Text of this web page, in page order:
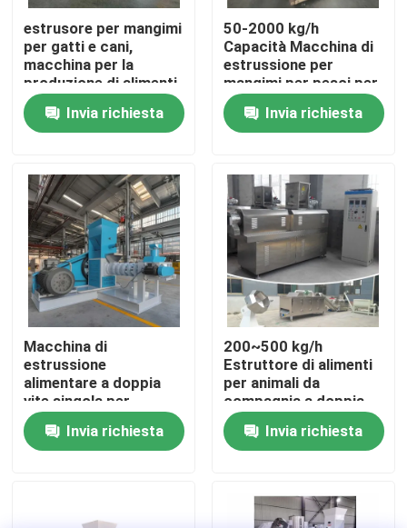
Prodotti
Mostra VR
Chi siamo
Fatory Tour
Controllo di qualità
Contattaci
Richiedere un preventivo
Fabbricazione di pellet di legno
estrusore per mangimi
per gatti e cani,
macchina per la
produzione di alimenti,
mais, snack soffiati
Invia richiesta
50-2000 kg/h
Capacità Macchina di
estrussione per
mangimi per pesci per
la produzione su larga
scala Invia richiesta
Macchina di
estrussione
alimentare a doppia
vite singola per
mangimi per pesci
convenienteInvia richiesta
200~500 kg/h
Estruttore di alimenti
per animali da
compagnia a doppia
vite Estruttore di
alimenti per pesci di
tipo secco
Invia richiesta